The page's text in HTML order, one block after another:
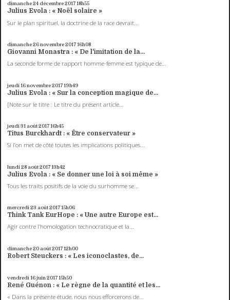
dimanche 24 décembre 201718h55
Julius Evola : « Noël solaire »
Sur le plan spirituel, la doctrine de la race devrait...
dimanche 26novembre 201716h08
Giovanni Monastra : « De l'imitation de la...
La seconde forme de rapport homme-femme est typique de...
jeudi 16novembre 201719h49
Julius Evola : « Sur la conception magique de...
[Note sur le titre : Le titre du présent article...
jeudi 31 août 201716h45
Titus Burckhardt : « Être conservateur »
Si l’on met de côté toutes les implications politiques...
lundi 28 août 201713h42
Julius Evola : « Se donner une loi à soi même »
Tous les traits positifs de la voie du surhomme se...
mercredi 23 août 201715h06
Think Tank EurHope : « Une autre Europe est...
Agir contre l’homologation technocratique et la...
dimanche 20 août 201712h00
Robert Steuckers : « Les iconoclastes, de...
vendredi 16juin 201715h50
René Guénon : « Le règne de la quantité et les...
« Dans la présente étude, nous nous efforcerons de...